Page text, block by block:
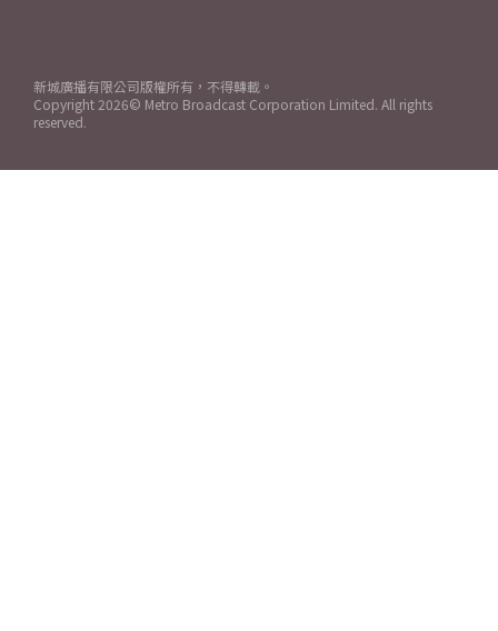
新城廣播有限公司版權所有，不得轉載。
Copyright 2026© Metro Broadcast Corporation Limited. All rights
reserved.